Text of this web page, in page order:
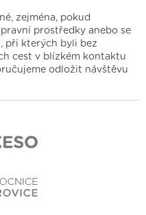
zejména, pokud
prostředky anebo se
při kterých byli bez
cest v blízkém kontaktu
odložit návštěvu